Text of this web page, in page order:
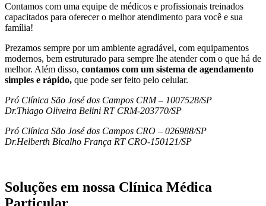
Contamos com uma equipe de médicos e profissionais treinados
capacitados para oferecer o melhor atendimento para você e sua
família!
Prezamos sempre por um ambiente agradável, com equipamentos
modernos, bem estruturado para sempre lhe atender com o que há de
melhor. Além disso, contamos com um sistema de agendamento
simples e rápido, que pode ser feito pelo celular.
Pró Clínica São José dos Campos CRM – 1007528/SP
Dr.Thiago Oliveira Belini RT CRM-203770/SP
Pró Clínica São José dos Campos CRO – 026988/SP
Dr.Helberth Bicalho França RT CRO-150121/SP
Soluções em nossa Clínica Médica
Particular